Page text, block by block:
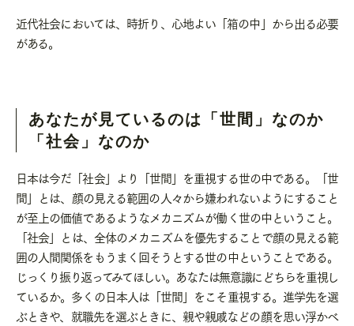
近代社会においては、時折り、心地よい「箱の中」から出る必要
がある。
あなたが見ているのは「世間」なのか
「社会」なのか
日本は今だ「社会」より「世間」を重視する世の中である。「世
間」とは、顔の見える範囲の人々から嫌われないようにすること
が至上の価値であるようなメカニズムが働く世の中ということ。
「社会」とは、全体のメカニズムを優先することで顔の見える範
囲の人間関係をもうまく回そうとする世の中ということである。
じっくり振り返ってみてほしい。あなたは無意識にどちらを重視し
ているか。多くの日本人は「世間」をこそ重視する。進学先を選
ぶときや、就職先を選ぶときに、親や親戚などの顔を思い浮かべ